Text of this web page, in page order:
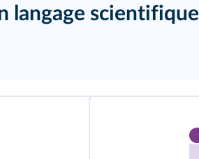
langage scientifique